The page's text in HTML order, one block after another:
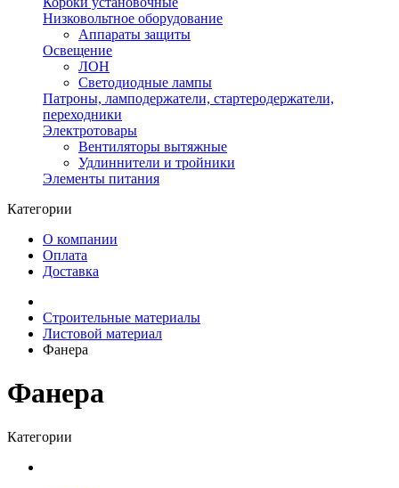
Низковольтное оборудование
Аппараты защиты
Освещение
ЛОН
Светодиодные лампы
Патроны, ламподержатели, стартеродержатели,
переходники
Электротовары
Вентиляторы вытяжные
Удлиннители и тройники
Элементы питания
Категории
О компании
Оплата
Доставка
Строительные материалы
Листовой материал
Фанера
Фанера
Категории